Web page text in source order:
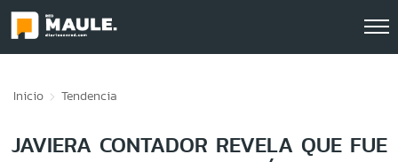
Inicio Tendencia
JAVIERA CONTADOR REVELA QUE FUE